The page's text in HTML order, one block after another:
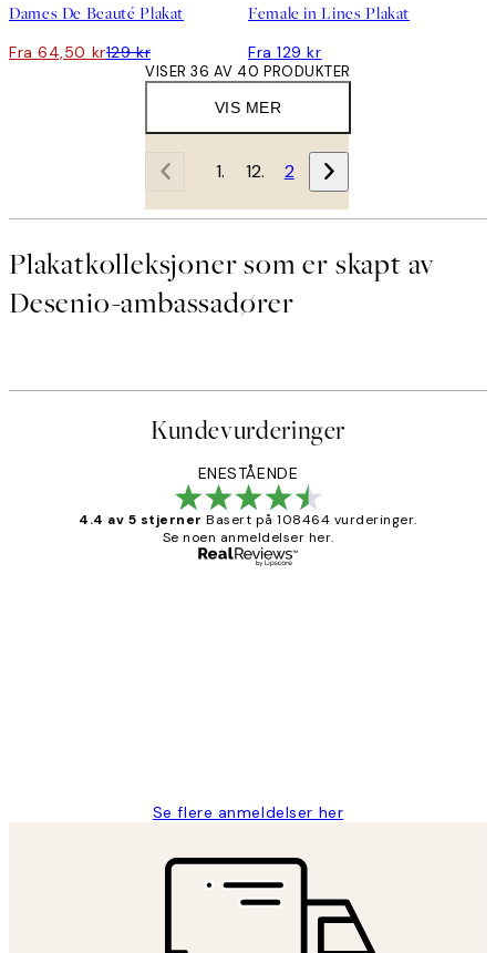
Dames De Beauté Plakat
Fra 64,50 kr129 kr
Female in Lines Plakat
Fra 129 kr
VIS MER
VISER 36 AV 40 PRODUKTER
1 2
Plakatkolleksjoner som er skapt av
Desenio-ambassadører
Kundevurderinger
ENESTÅENDE
4.4 av 5 stjerner Basert på 108464 vurderinger.
Se noen anmeldelser her.
Se flere anmeldelser her